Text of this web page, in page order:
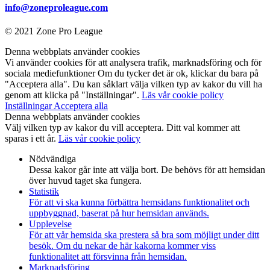
info@zoneproleague.com
© 2021 Zone Pro League
Denna webbplats använder cookies
Vi använder cookies för att analysera trafik, marknadsföring och för
sociala mediefunktioner Om du tycker det är ok, klickar du bara på
"Acceptera alla". Du kan såklart välja vilken typ av kakor du vill ha
genom att klicka på "Inställningar". Läs vår cookie policy
InställningarAcceptera alla
Denna webbplats använder cookies
Välj vilken typ av kakor du vill acceptera. Ditt val kommer att
sparas i ett år. Läs vår cookie policy
Nödvändiga
Dessa kakor går inte att välja bort. De behövs för att hemsidan
över huvud taget ska fungera.
Statistik
För att vi ska kunna förbättra hemsidans funktionalitet och
uppbyggnad, baserat på hur hemsidan används.
Upplevelse
För att vår hemsida ska prestera så bra som möjligt under ditt
besök. Om du nekar de här kakorna kommer viss
funktionalitet att försvinna från hemsidan.
Marknadsföring